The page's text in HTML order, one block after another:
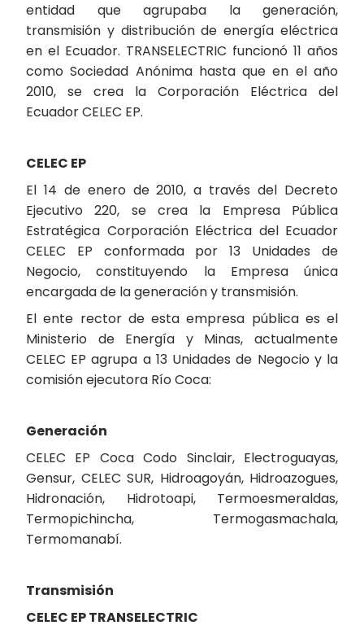
entidad que agrupaba la generación,
transmisión y distribución de energía eléctrica
en el Ecuador. TRANSELECTRIC funcionó 11 años
como Sociedad Anónima hasta que en el año
2010, se crea la Corporación Eléctrica del
Ecuador CELEC EP.
CELEC EP
El 14 de enero de 2010, a través del Decreto
Ejecutivo 220, se crea la Empresa Pública
Estratégica Corporación Eléctrica del Ecuador
CELEC EP conformada por 13 Unidades de
Negocio, constituyendo la Empresa única
encargada de la generación y transmisión.
El ente rector de esta empresa pública es el
Ministerio de Energía y Minas, actualmente
CELEC EP agrupa a 13 Unidades de Negocio y la
comisión ejecutora Río Coca:
Generación
CELEC EP Coca Codo Sinclair, Electroguayas,
Gensur, CELEC SUR, Hidroagoyán, Hidroazogues,
Hidronación, Hidrotoapi, Termoesmeraldas,
Termopichincha, Termogasmachala,
Termomanabí.
Transmisión
CELEC EP TRANSELECTRIC